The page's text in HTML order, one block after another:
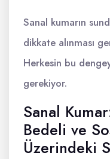
Sanal kumarın
dikkate alınması
Herkesin bu
gerekiyor.
Sanal
Bedeli ve
Üzerindeki